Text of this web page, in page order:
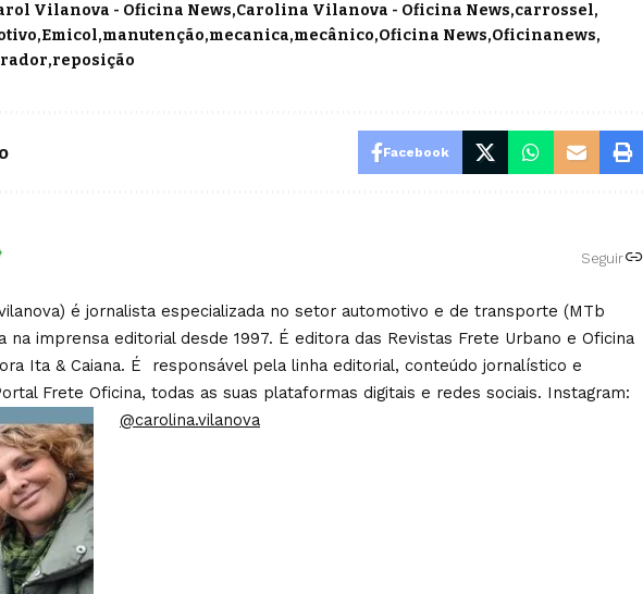
Vilanova - Oficina News Carolina Vilanova - Oficina News carrossel
Emicol manutenção mecanica mecânico Oficina News Oficinanews
reposição
Facebook
Seguir
é jornalista especializada no setor automotivo e de transporte (MTb
na imprensa editorial desde 1997. É editora das Revistas Frete Urbano e Oficina
Ita & Caiana. É responsável pela linha editorial, conteúdo jornalístico e
Frete Oficina, todas as suas plataformas digitais e redes sociais. Instagram:
@carolina.vilanova